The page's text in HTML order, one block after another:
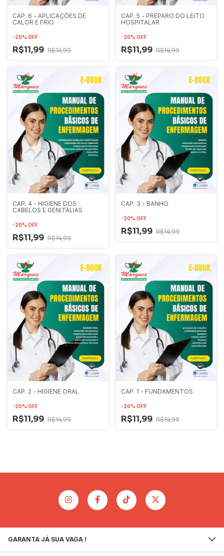
CAP. 6 - APLICAÇÕES DE
CALOR E FRIO
-20% OFF
R$11,99 R$14,99
CAP. 5 - PREPARO DO LEITO
HOSPITALAR
-20% OFF
R$11,99 R$14,99
CAP. 4 - HIGIENE DOS
CABELOS E GENITÁLIAS
-20% OFF
R$11,99 R$14,99
CAP. 3 - BANHO
-20% OFF
R$11,99 R$14,99
CAP. 2 - HIGIENE ORAL
-20% OFF
R$11,99 R$14,99
CAP. 1 - FUNDAMENTOS
-20% OFF
R$11,99 R$14,99
GARANTA JÁ SUA VAGA !